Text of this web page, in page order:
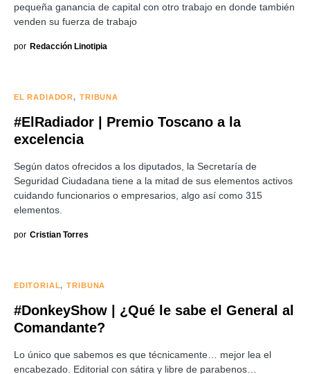
pequeña ganancia de capital con otro trabajo en donde también
venden su fuerza de trabajo
por Redacción Linotipia
EL RADIADOR TRIBUNA
#ElRadiador | Premio Toscano a la
excelencia
Según datos ofrecidos a los diputados, la Secretaría de
Seguridad Ciudadana tiene a la mitad de sus elementos activos
cuidando funcionarios o empresarios, algo así como 315
elementos.
por Cristian Torres
EDITORIAL TRIBUNA
#DonkeyShow | ¿Qué le sabe el General al
Comandante?
Lo único que sabemos es que técnicamente… mejor lea el
encabezado. Editorial con sátira y libre de parabenos…